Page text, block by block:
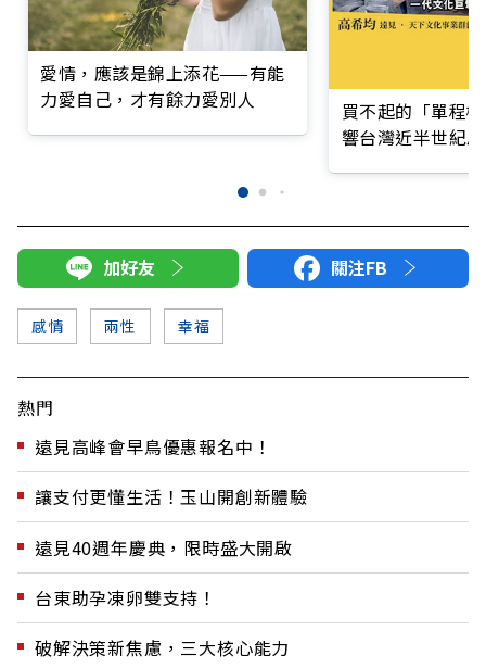
愛情，應該是錦上添花——有能
力愛自己，才有餘力愛別人
買不起的「單程
響台灣近半世紀
加好友 關注FB
感情 兩性 幸福
熱門
遠見高峰會早鳥優惠報名中！
讓支付更懂生活！玉山開創新體驗
遠見40週年慶典，限時盛大開啟
台東助孕凍卵雙支持！
破解決策新焦慮，三大核心能力